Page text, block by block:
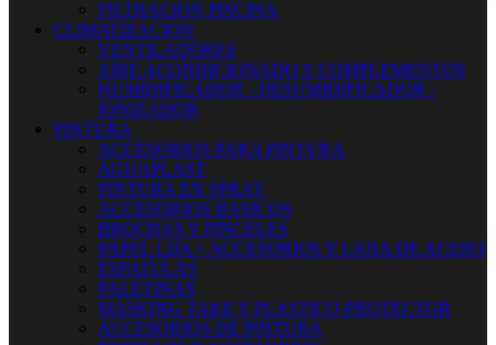
FILTRACION PISCINA
CLIMATIZACION
VENTILADORES
AIRE ACONDICIONADO Y COMPLEMENTOS
HUMIDIFICADOR - DESUMIDIFICADOR -
IONIZADOR
PINTURA
ACCESORIOS PARA PINTURA
AGUAPLAST
PINTURA EN SPRAY
ACCESORIOS BASICOS
BROCHAS Y PINCELES
PAPEL LIJA + ACCESORIOS Y LANA DE ACERO
ESPATULAS
PALETINAS
MASKING TAKE Y PLASTICO PROTECTOR
ACCESORIOS DE PINTURA